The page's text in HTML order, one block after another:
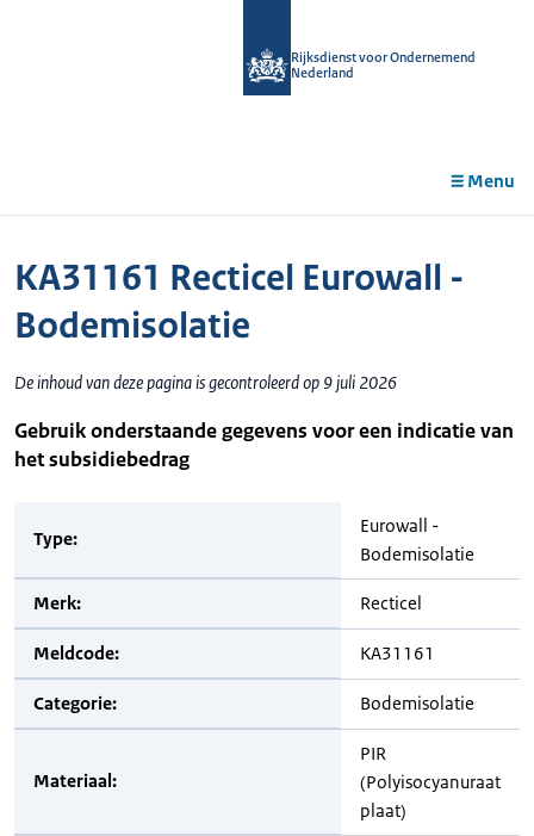
Rijksdienst voor Ondernemend
Nederland
Menu
KA31161 Recticel Eurowall -
Bodemisolatie
De inhoud van deze pagina is gecontroleerd op 9 juli 2026
Gebruik onderstaande gegevens voor een indicatie van
het subsidiebedrag
Type:
Eurowall -
Bodemisolatie
Merk: Recticel
Meldcode: KA31161
Categorie: Bodemisolatie
Materiaal:
PIR
(Polyisocyanuraat
plaat)